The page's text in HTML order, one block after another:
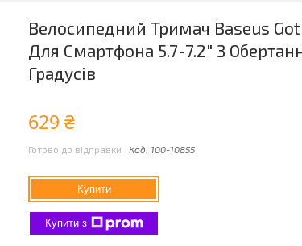
Велосипедний Тримач Baseus
Для Смартфона 5.7-7.2" З
Градусів
629 ₴
Готово до відправки Код: 100-10855
Купити
Купити з